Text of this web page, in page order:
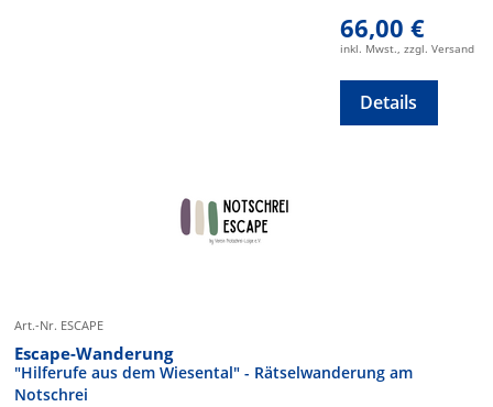
66,00 €
inkl. Mwst., zzgl. Versand
Details
Art.-Nr. ESCAPE
Escape-Wanderung
"Hilferufe aus dem Wiesental" - Rätselwanderung am
Notschrei